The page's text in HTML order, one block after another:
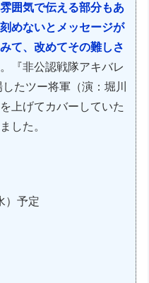
囲気で伝える部分もあ
めないとメッセージが
て、改めてその難しさ
『非公認戦隊アキバレ
たツー将軍（演：堀川
上げてカバーしていた
した。
）予定